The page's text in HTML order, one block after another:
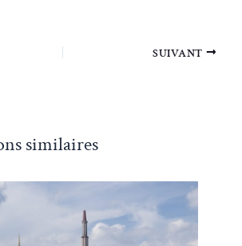
SUIVANT
similaires